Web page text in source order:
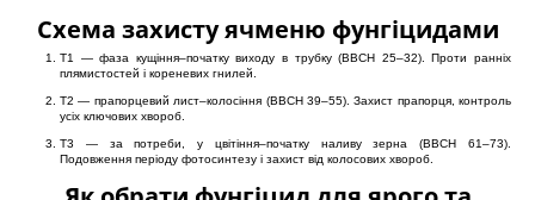
Схема захисту ячменю фунгіцидами
T1 — фаза кущіння–початку виходу в трубку (BBCH 25–32). Проти ранніх
плямистостей і кореневих гнилей.
T2 — прапорцевий лист–колосіння (BBCH 39–55). Захист прапорця, контроль
усіх ключових хвороб.
T3 — за потреби, у цвітіння–початку наливу зерна (BBCH 61–73).
Подовження періоду фотосинтезу і захист від колосових хвороб.